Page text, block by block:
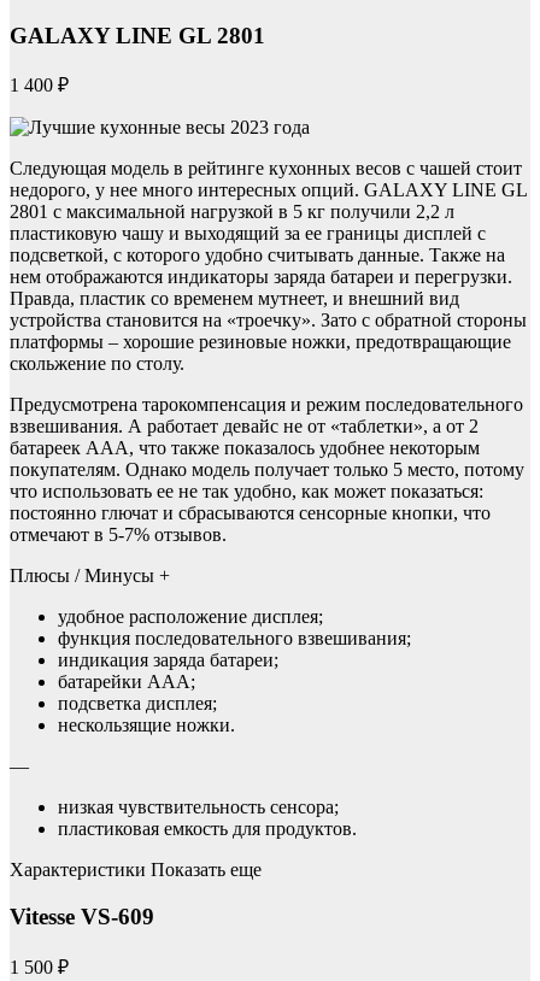
GALAXY LINE GL 2801
1 400 ₽
Следующая модель в рейтинге кухонных весов с чашей стоит
недорого, у нее много интересных опций. GALAXY LINE GL
2801 с максимальной нагрузкой в 5 кг получили 2,2 л
пластиковую чашу и выходящий за ее границы дисплей с
подсветкой, с которого удобно считывать данные. Также на
нем отображаются индикаторы заряда батареи и перегрузки.
Правда, пластик со временем мутнеет, и внешний вид
устройства становится на «троечку». Зато с обратной стороны
платформы – хорошие резиновые ножки, предотвращающие
скольжение по столу.
Предусмотрена тарокомпенсация и режим последовательного
взвешивания. А работает девайс не от «таблетки», а от 2
батареек ААА, что также показалось удобнее некоторым
покупателям. Однако модель получает только 5 место, потому
что использовать ее не так удобно, как может показаться:
постоянно глючат и сбрасываются сенсорные кнопки, что
отмечают в 5-7% отзывов.
Плюсы / Минусы +
удобное расположение дисплея;
функция последовательного взвешивания;
индикация заряда батареи;
батарейки ААА;
подсветка дисплея;
нескользящие ножки.
—
низкая чувствительность сенсора;
пластиковая емкость для продуктов.
Характеристики Показать еще
Vitesse VS-609
1 500 ₽